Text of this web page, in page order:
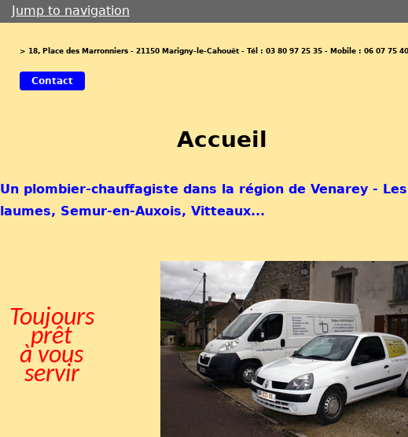
Jump to navigation
> 18, Place des Marronniers - 21150 Marigny-le-Cahouët - Tél : 03 80 97 25 35 - Mobile : 06 07 75
Contact
Accueil
Un plombier-chauffagiste dans la région de Venarey - Les
laumes, Semur-en-Auxois, Vitteaux...
Toujours
prêt
à vous
servir